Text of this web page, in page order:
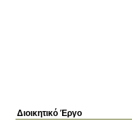
Διοικητικό Έργο